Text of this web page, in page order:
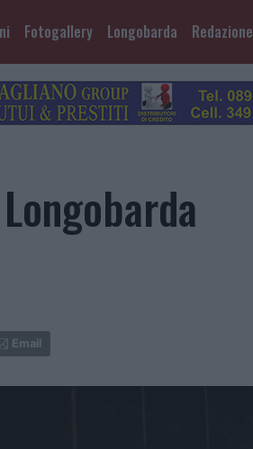
Fotogallery Longobarda Redazione
Email